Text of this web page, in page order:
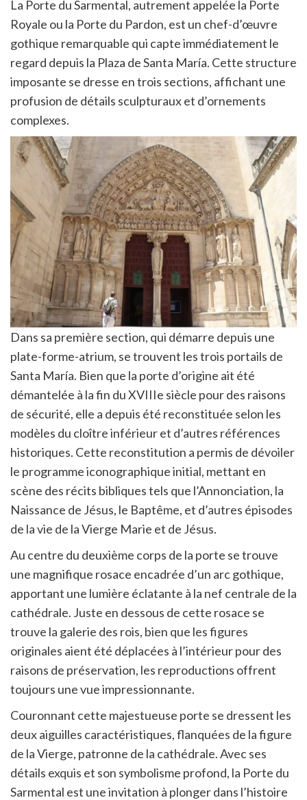
La Porte du Sarmental, autrement appelée la Porte
Royale ou la Porte du Pardon, est un chef-d’œuvre
gothique remarquable qui capte immédiatement le
regard depuis la Plaza de Santa María. Cette structure
imposante se dresse en trois sections, affichant une
profusion de détails sculpturaux et d’ornements
complexes.
Dans sa première section, qui démarre depuis une
plate-forme-atrium, se trouvent les trois portails de
Santa María. Bien que la porte d’origine ait été
démantelée à la fin du XVIIIe siècle pour des raisons
de sécurité, elle a depuis été reconstituée selon les
modèles du cloître inférieur et d’autres références
historiques. Cette reconstitution a permis de dévoiler
le programme iconographique initial, mettant en
scène des récits bibliques tels que l’Annonciation, la
Naissance de Jésus, le Baptême, et d’autres épisodes
de la vie de la Vierge Marie et de Jésus.
Au centre du deuxième corps de la porte se trouve
une magnifique rosace encadrée d’un arc gothique,
apportant une lumière éclatante à la nef centrale de la
cathédrale. Juste en dessous de cette rosace se
trouve la galerie des rois, bien que les figures
originales aient été déplacées à l’intérieur pour des
raisons de préservation, les reproductions offrent
toujours une vue impressionnante.
Couronnant cette majestueuse porte se dressent les
deux aiguilles caractéristiques, flanquées de la figure
de la Vierge, patronne de la cathédrale. Avec ses
détails exquis et son symbolisme profond, la Porte du
Sarmental est une invitation à plonger dans l’histoire